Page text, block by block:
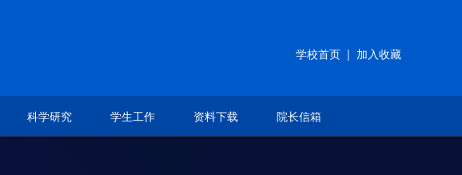
学校首页 | 加入收藏
科学研究 学生工作 资料下载 院长信箱